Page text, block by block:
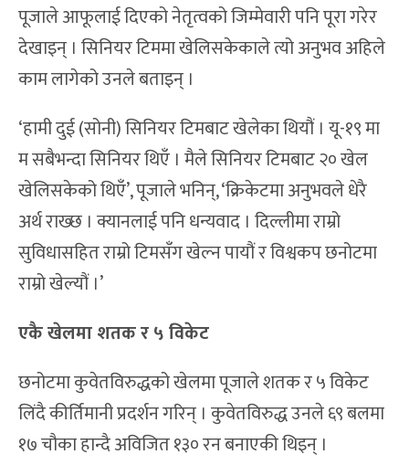
पूजाले आफूलाई दिएको नेतृत्वको जिम्मेवारी पनि पूरा गरेर
देखाइन् । सिनियर टिममा खेलिसकेकाले त्यो अनुभव अहिले
काम लागेको उनले बताइन् ।
‘हामी दुई (सोनी) सिनियर टिमबाट खेलेका थियौं । यू-१९ मा
म सबैभन्दा सिनियर थिएँ । मैले सिनियर टिमबाट २० खेल
खेलिसकेको थिएँ’, पूजाले भनिन्, ‘क्रिकेटमा अनुभवले धेरै
अर्थ राख्छ । क्यानलाई पनि धन्यवाद । दिल्लीमा राम्रो
सुविधासहित राम्रो टिमसँग खेल्न पायौं र विश्वकप छनोटमा
राम्रो खेल्यौं ।’
एकै खेलमा शतक र ५ विकेट
छनोटमा कुवेतविरुद्धको खेलमा पूजाले शतक र ५ विकेट
लिंदै कीर्तिमानी प्रदर्शन गरिन् । कुवेतविरुद्ध उनले ६९ बलमा
१७ चौका हान्दै अविजित १३० रन बनाएकी थिइन् ।